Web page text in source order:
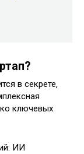
в секрете‚
ключевых
ИИ